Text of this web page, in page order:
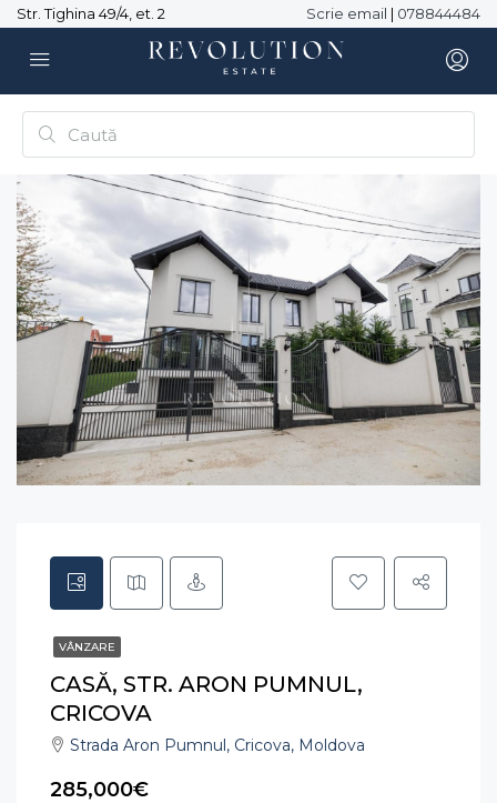
Str. Tighina 49/4, et. 2 Scrie email | 078844484
VÂNZARE
CASĂ, STR. ARON PUMNUL,
CRICOVA
Strada Aron Pumnul, Cricova, Moldova
285,000€